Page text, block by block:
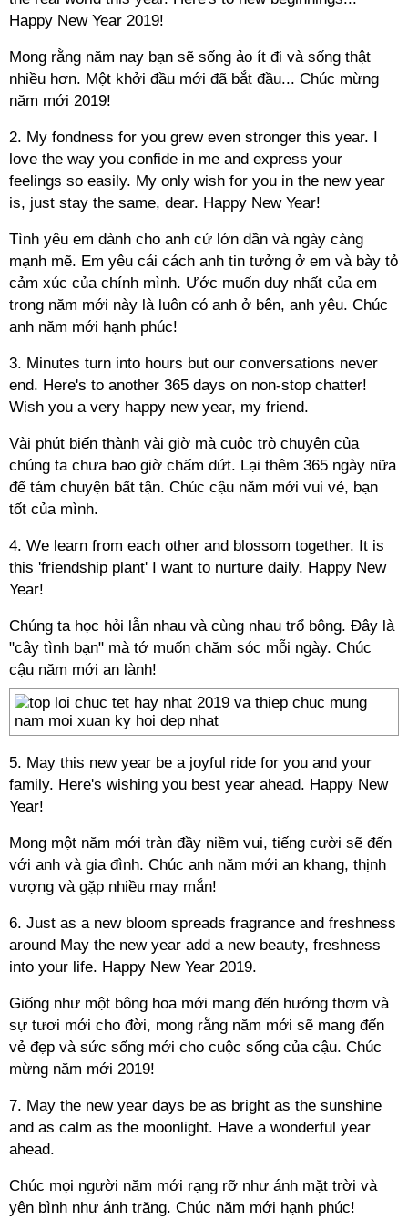
Happy New Year 2019!
Mong rằng năm nay bạn sẽ sống ảo ít đi và sống thật
nhiều hơn. Một khởi đầu mới đã bắt đầu... Chúc mừng
năm mới 2019!
2. My fondness for you grew even stronger this year. I
love the way you confide in me and express your
feelings so easily. My only wish for you in the new year
is, just stay the same, dear. Happy New Year!
Tình yêu em dành cho anh cứ lớn dần và ngày càng
mạnh mẽ. Em yêu cái cách anh tin tưởng ở em và bày tỏ
cảm xúc của chính mình. Ước muốn duy nhất của em
trong năm mới này là luôn có anh ở bên, anh yêu. Chúc
anh năm mới hạnh phúc!
3. Minutes turn into hours but our conversations never
end. Here's to another 365 days on non-stop chatter!
Wish you a very happy new year, my friend.
Vài phút biến thành vài giờ mà cuộc trò chuyện của
chúng ta chưa bao giờ chấm dứt. Lại thêm 365 ngày nữa
để tám chuyện bất tận. Chúc cậu năm mới vui vẻ, bạn
tốt của mình.
4. We learn from each other and blossom together. It is
this 'friendship plant' I want to nurture daily. Happy New
Year!
Chúng ta học hỏi lẫn nhau và cùng nhau trổ bông. Đây là
"cây tình bạn" mà tớ muốn chăm sóc mỗi ngày. Chúc
cậu năm mới an lành!
5. May this new year be a joyful ride for you and your
family. Here's wishing you best year ahead. Happy New
Year!
Mong một năm mới tràn đầy niềm vui, tiếng cười sẽ đến
với anh và gia đình. Chúc anh năm mới an khang, thịnh
vượng và gặp nhiều may mắn!
6. Just as a new bloom spreads fragrance and freshness
around May the new year add a new beauty, freshness
into your life. Happy New Year 2019.
Giống như một bông hoa mới mang đến hướng thơm và
sự tươi mới cho đời, mong rằng năm mới sẽ mang đến
vẻ đẹp và sức sống mới cho cuộc sống của cậu. Chúc
mừng năm mới 2019!
7. May the new year days be as bright as the sunshine
and as calm as the moonlight. Have a wonderful year
ahead.
Chúc mọi người năm mới rạng rỡ như ánh mặt trời và
yên bình như ánh trăng. Chúc năm mới hạnh phúc!